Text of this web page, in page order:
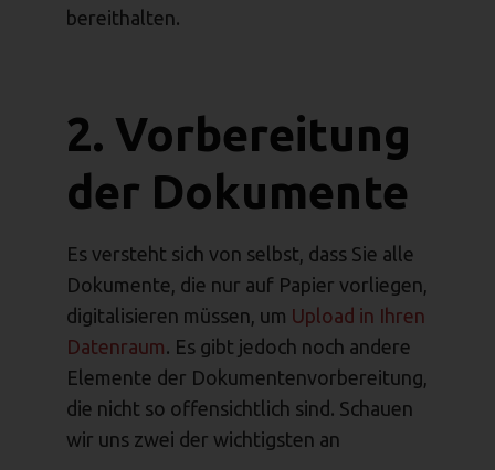
bereithalten.
2. Vorbereitung
der Dokumente
Es versteht sich von selbst, dass Sie alle
Dokumente, die nur auf Papier vorliegen,
digitalisieren müssen, um Upload in Ihren
Datenraum. Es gibt jedoch noch andere
Elemente der Dokumentenvorbereitung,
die nicht so offensichtlich sind. Schauen
wir uns zwei der wichtigsten an